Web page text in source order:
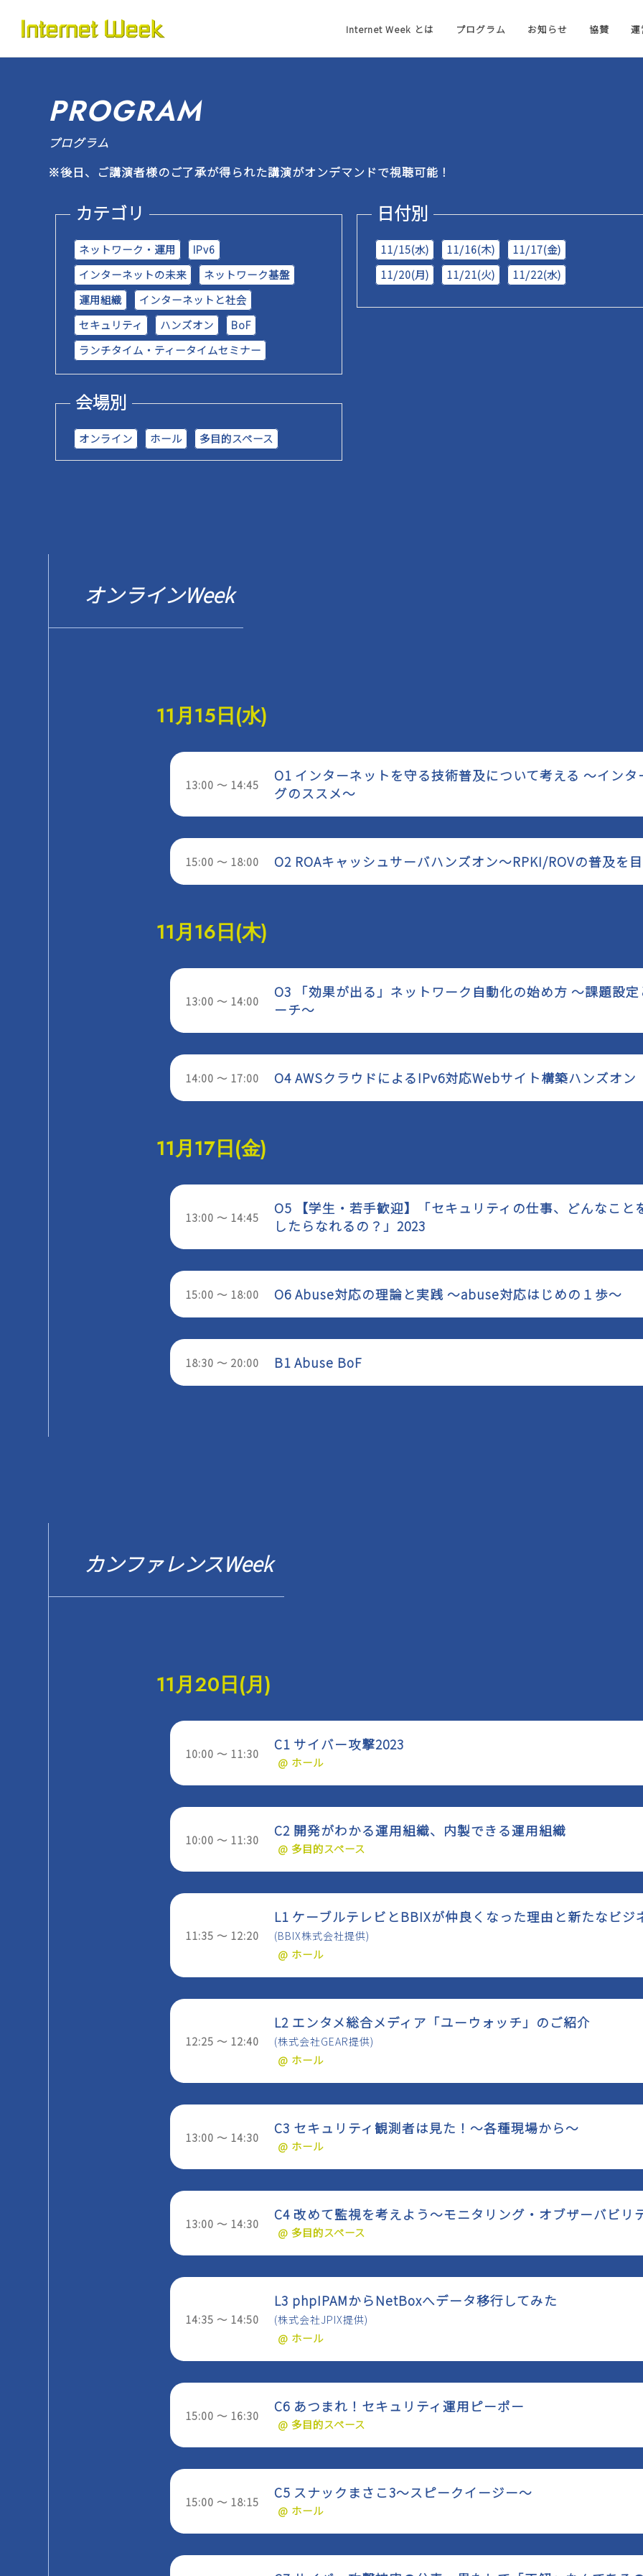
Internet Week とは プログラム お知らせ 協賛
トップ
Internet Week とは
お知らせ
BASICオンデマンド
参加申込
マイページ
PROGRAM
プログラム
※後日、ご講演者様のご了承が得られた講演がオンデマンドで視聴可能！
カテゴリ
ネットワーク・運用
IPv6
インターネットの未来
ネットワーク基盤
運用組織
インターネットと社会
セキュリティ
ハンズオン
BoF
ランチタイム・ティータイムセミナー
日付別
11/15(水) 11/16(木)
11/17(金)
11/20(月)
11/21(火) 11/22(水)
会場別
オンライン ホール 多目的スペース
オンラインWeek
11月15日(水)
13:00 ～ 14:45
O1 インターネットを守る技術普及について考える ～イン
グのススメ～
15:00 ～ 18:00 O2 ROAキャッシュサーバハンズオン〜RPKI/ROVの普及を
11月16日(木)
13:00 ～ 14:00
O3 「効果が出る」ネットワーク自動化の始め方 ～課題設
ーチ～
14:00 ～ 17:00 O4 AWSクラウドによるIPv6対応Webサイト構築ハンズオン
11月17日(金)
13:00 ～ 14:45
O5 【学生・若手歓迎】「セキュリティの仕事、どんなこと
したらなれるの？」2023
15:00 ～ 18:00 O6 Abuse対応の理論と実践 ～abuse対応はじめの１歩～
18:30 ～ 20:00 B1 Abuse BoF
カンファレンスWeek
11月20日(月)
10:00 ～ 11:30 C1 サイバー攻撃2023
@ ホール
10:00 ～ 11:30 C2 開発がわかる運用組織、内製できる運用組織
@ 多目的スペース
11:35 ～ 12:20
L1 ケーブルテレビとBBIXが仲良くなった理由と新たなビジ
(BBIX株式会社提供)
@ ホール
12:25 ～ 12:40
L2 エンタメ総合メディア「ユーウォッチ」のご紹介
(株式会社GEAR提供)
@ ホール
13:00 ～ 14:30 C3 セキュリティ観測者は見た！〜各種現場から〜
@ ホール
13:00 ～ 14:30 C4 改めて監視を考えよう〜モニタリング・オブザーバビリ
@ 多目的スペース
14:35 ～ 14:50
L3 phpIPAMからNetBoxへデータ移行してみた
(株式会社JPIX提供)
@ ホール
15:00 ～ 16:30 C6 あつまれ！セキュリティ運用ピーポー
@ 多目的スペース
15:00 ～ 18:15 C5 スナックまさこ3～スピークイージー～
@ ホール